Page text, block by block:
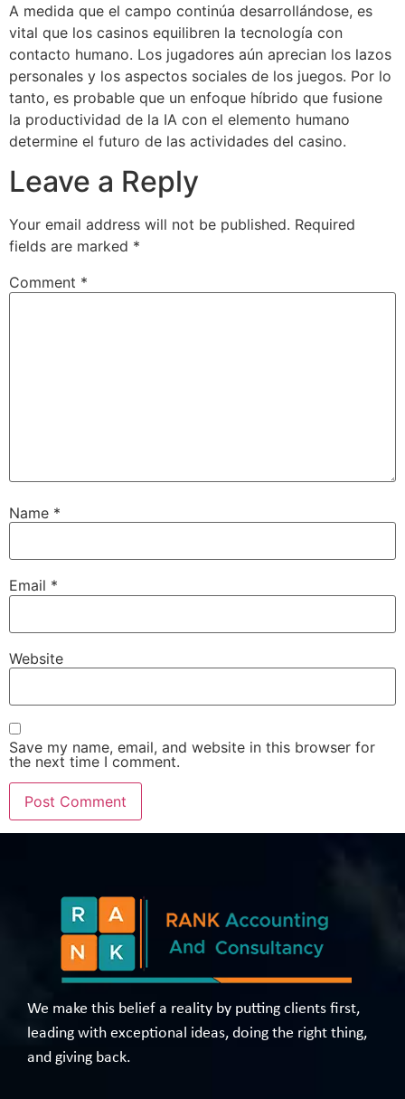
A medida que el campo continúa desarrollándose, es
vital que los casinos equilibren la tecnología con
contacto humano. Los jugadores aún aprecian los lazos
personales y los aspectos sociales de los juegos. Por lo
tanto, es probable que un enfoque híbrido que fusione
la productividad de la IA con el elemento humano
determine el futuro de las actividades del casino.
Leave a Reply
Your email address will not be published. Required
fields are marked *
Comment *
Name *
Email *
Website
Save my name, email, and website in this browser for
the next time I comment.
We make this belief a reality by putting clients first,
leading with exceptional ideas, doing the right thing,
and giving back.